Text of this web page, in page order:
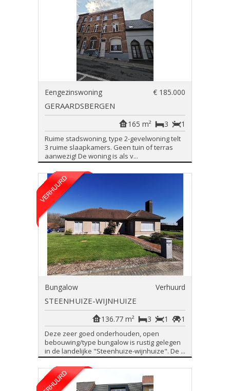
Eengezinswoning € 185.000
GERAARDSBERGEN
1
3
165 m²
Ruime stadswoning, type 2-gevelwoning telt
3 ruime slaapkamers. Geen tuin of terras
aanwezig! De woning is als v...
Bungalow Verhuurd
STEENHUIZE-WIJNHUIZE
1
1
3
136.77 m²
Deze zeer goed onderhouden, open
bebouwing/type bungalow is rustig gelegen
in de landelijke "Steenhuize-wijnhuize". De ...